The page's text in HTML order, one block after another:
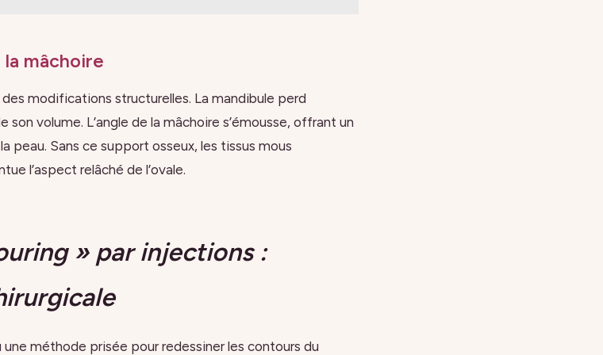
mâchoire
modifications structurelles. La mandibule perd
volume. L’angle de la mâchoire s’émousse, offrant un
peau. Sans ce support osseux, les tissus mous
l’aspect relâché de l’ovale.
» par injections :
méthode prisée pour redessiner les contours du